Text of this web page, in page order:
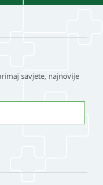
savjete, najnovije